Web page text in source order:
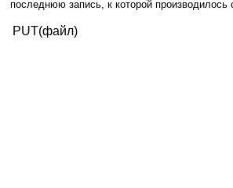
последнюю запись, к которой производилось
PUT(файл)